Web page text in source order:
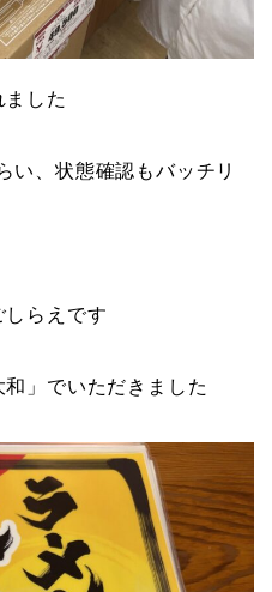
した
い、状態確認もバッチリ
らえです
」でいただきました